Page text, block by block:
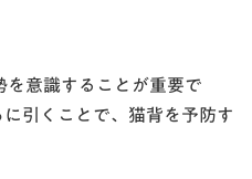
意識することが重要で
引くことで、猫背を予防す